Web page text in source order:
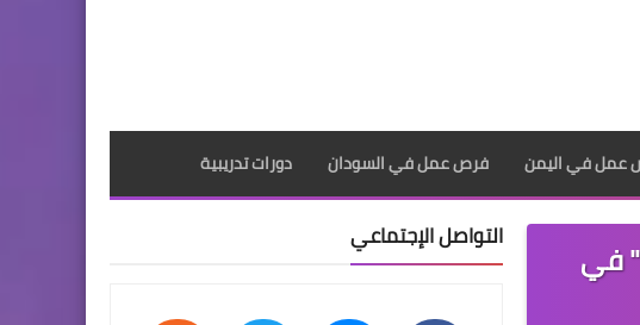
عمل في اليمن فرص عمل في السودان دورات تدريبية
في التواصل الإجتماعي